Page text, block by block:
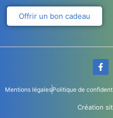
Offrir un bon cadeau
Création
Mentions légalesPolitique de